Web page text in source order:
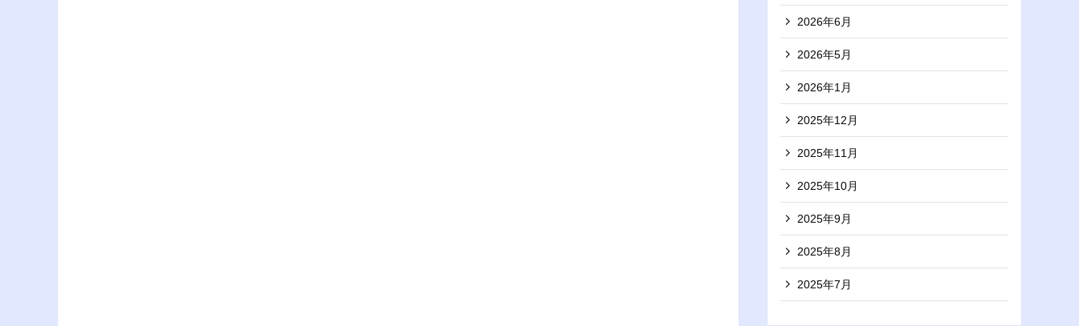
2026年6月
2026年5月
2026年1月
2025年12月
2025年11月
2025年10月
2025年9月
2025年8月
2025年7月